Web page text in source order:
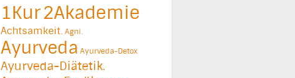
1Kur2Akademie
Achtsamkeit. Agni.
Ayurveda Ayurveda-Detox
Ayurveda-Diätetik.